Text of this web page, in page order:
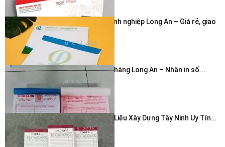
In phong bì doanh nghiệp Long An – Giá rẻ, giao
nhanh...
June 12, 2026
In hóa đơn cửa hàng Long An – Nhận in số...
June 6, 2026
In Hóa Đơn Vật Liệu Xây Dựng Tây Ninh Uy Tín...
June 5, 2026